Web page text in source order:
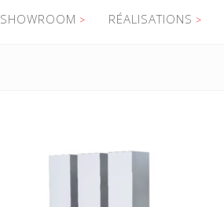
SHOWROOM RÉALISATIONS